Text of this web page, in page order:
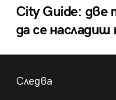
City Guide:
да се
Следва